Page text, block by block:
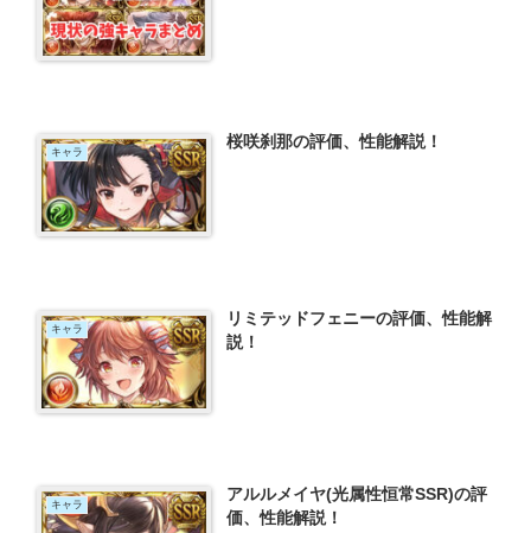
キャラ
桜咲刹那の評価、性能解説！
キャラ
リミテッドフェニーの評価、性能解
説！
キャラ
アルルメイヤ(光属性恒常SSR)の評
価、性能解説！